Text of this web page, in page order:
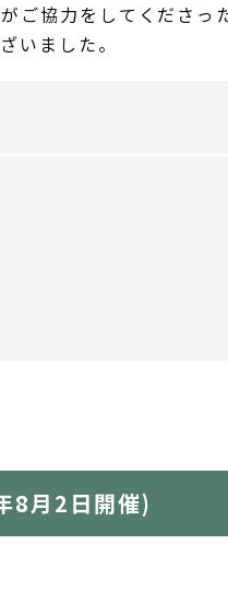
ご協力をしてくださっ
いました。
月2日開催)